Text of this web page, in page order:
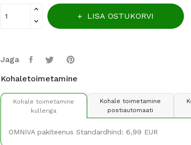
LISA OSTUKORVI
Jaga
Kohaletoimetamine
Kohale toimetamine
kulleriga
Kohale toimetamine
postiautomaati
OMNIVA pakiteenus Standardhind: 6,99 EUR